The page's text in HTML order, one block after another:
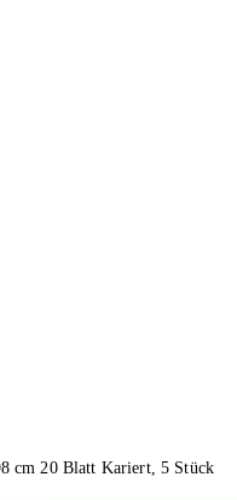
cm 20 Blatt Kariert, 5 Stück